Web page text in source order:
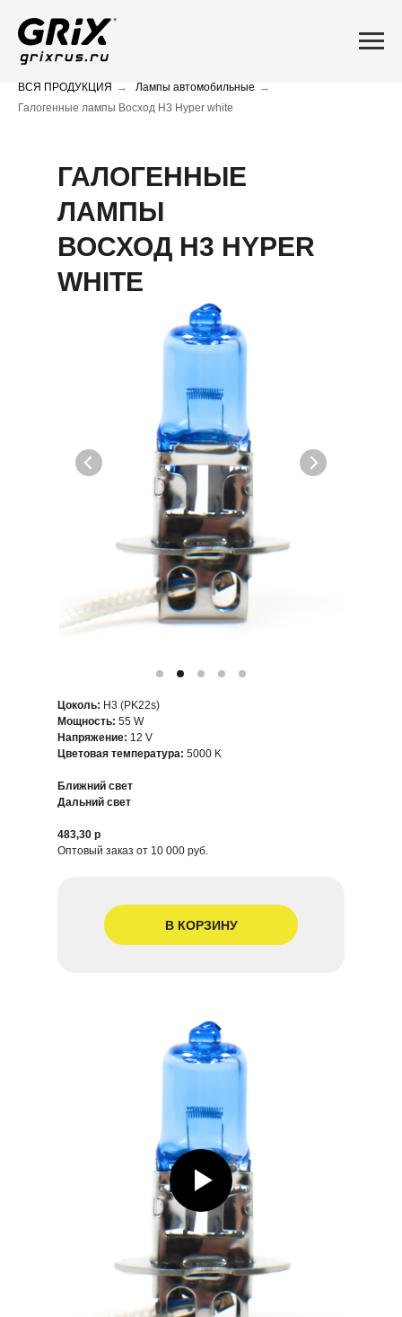
ВСЯ ПРОДУКЦИЯ → Лампы автомобильные →
Галогенные лампы Восход H3 Hyper white
Цоколь: H3 (PK22s)
Мощность: 55 W
Напряжение: 12 V
Цветовая температура: 5000 K
Ближний свет
Дальний свет
483,30 р
Оптовый заказ от 10 000 руб.
ГАЛОГЕННЫЕ
ЛАМПЫ
ВОСХОД H3 HYPER
WHITE
В КОРЗИНУ